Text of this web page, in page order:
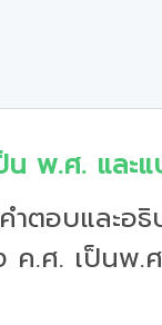
น พ.ศ. และ
ำตอบและอ
ค.ศ. เป็นพ.